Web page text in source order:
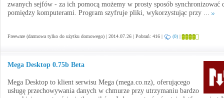
zwanych sejfów - za ich pomocą możemy w prosty sposób synchronizować
pomiędzy komputerami. Program szyfruje pliki, wykorzystując przy ...
Freeware (darmowa tylko do użytku domowego) | 2014.07.26 | Pobrań: 416 | (0) |
Mega Desktop 0.75b Beta
Mega Desktop to klient serwisu Mega (mega.co.nz), oferującego
usługę przechowywania danych w chmurze przy utrzymaniu bardzo